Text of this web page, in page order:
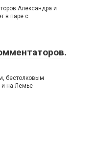
Александра и
в паре с
бестолковым
и на Лемье